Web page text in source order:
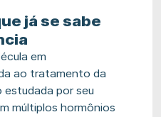
já se sabe
em
ao tratamento da
estudada por seu
múltiplos hormônios